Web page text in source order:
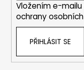
Vložením e-
ochrany
PŘIHLÁSIT SE